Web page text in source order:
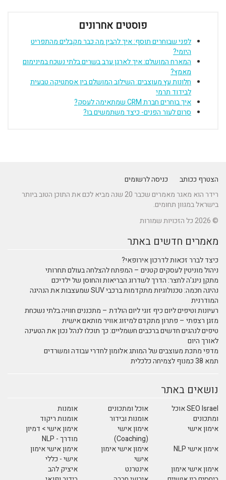
פוסטים אחרונים
לפני שבוחרים תוסף: איך להבין מה כבר מקבלים מהתפריט
היומי?
המארח המושלם: איך לארגן ערב בשרים בלתי נשכח במינימום
מאמץ?
חלונות עץ מעוצבים: השילוב המושלם בין אסתטיקה טבעית
לבידוד תרמי
איך בוחרים חברת CRM שמתאימה לעסק?
סרום לעור הפנים- כיצד משתמשים בו?
הצטרף ככותב
כניסה לרשומים
רידר הוא מאגר מאמרים שכבר 20 שנה מביא לכם את התוכן הטוב ביותר
בישראל במגוון תחומים.
© 2026 כל הזכויות שמורות
מאמרים חדשים באתר
כיצד לברר זכאות לדרכון אירופאי?
ניהול מוניטין לעסקים קטנים – המפתח להצלחה בעולם תחרותי
מתקן נינג'ה לחצר: הדרך לשדרוג הבריאות והחוסן של ילדיכם
נהיגה חכמה: טכנולוגיות מתקדמות ברכבי SUV שמעצבות את הנהיגה
המודרנית
רעיונות וטיפים ליום כיף זוגי ליום הולדת – מתכננים חוויה בלתי נשכחת
מזגן רצפתי – פתרון מתקדם למיזוג אוויר מותאם אישית
טיפים לנהגים חדשים ברכבים חשמליים: כך תוכלו לנהל נכון את הטעינה
לאורך היום
מדפי מתכת מעוצבים של המותג אלומון לחדרי עבודה ומשרדים
תמא 38 כמנוף לצמיחה כלכלית
נושאים באתר
SEO Israel אוכל
ומתכונים
אוכל ומתכונים
אומנות
אומנות ובידור
אומנות ריקוד
אימון אישי
אימון אישי
(Coaching)
אימון אישי > דמיון
מודרך - NLP
אימון אישי NLP
אימון אישי אימון
אישי
אימון אישי אימון
אישי - כללי
אימון אישי אימון
אינטרנט
איציק להב